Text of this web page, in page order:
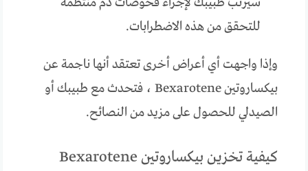
للتحقق من هذه الاضطرابات.
وإذا واجهت أي أعراض أخرى تعتقد أنها ناجمة عن
بيكساروتين Bexarotene ، فتحدث مع طبيبك أو
الصيدلي للحصول على مزيد من النصائح.
كيفية تخزين بيكساروتين Bexarotene